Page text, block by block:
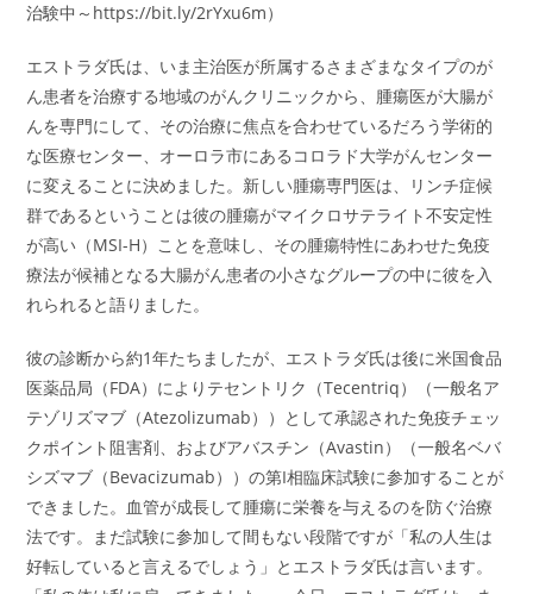
治験中～https://bit.ly/2rYxu6m）
エストラダ氏は、いま主治医が所属するさまざまなタイプのが
ん患者を治療する地域のがんクリニックから、腫瘍医が大腸が
んを専門にして、その治療に焦点を合わせているだろう学術的
な医療センター、オーロラ市にあるコロラド大学がんセンター
に変えることに決めました。新しい腫瘍専門医は、リンチ症候
群であるということは彼の腫瘍がマイクロサテライト不安定性
が高い（MSI-H）ことを意味し、その腫瘍特性にあわせた免疫
療法が候補となる大腸がん患者の小さなグループの中に彼を入
れられると語りました。
彼の診断から約1年たちましたが、エストラダ氏は後に米国食品
医薬品局（FDA）によりテセントリク（Tecentriq）（一般名ア
テゾリズマブ（Atezolizumab））として承認された免疫チェッ
クポイント阻害剤、およびアバスチン（Avastin）（一般名ベバ
シズマブ（Bevacizumab））の第I相臨床試験に参加することが
できました。血管が成長して腫瘍に栄養を与えるのを防ぐ治療
法です。まだ試験に参加して間もない段階ですが「私の人生は
好転していると言えるでしょう」とエストラダ氏は言います。